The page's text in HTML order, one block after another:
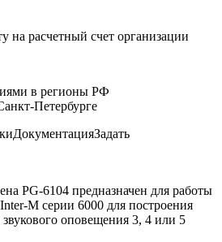
на расчетный счет организации
в регионы РФ
Петербурге
ДокументацияЗадать
PG-6104 предназначен для работы
M серии 6000 для построения
звукового оповещения 3, 4 или 5